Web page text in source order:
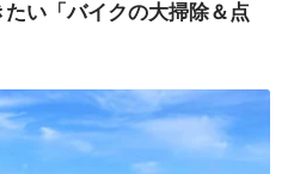
い「バイクの大掃除＆点